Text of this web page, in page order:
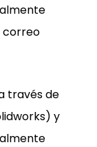
correo
través de
y